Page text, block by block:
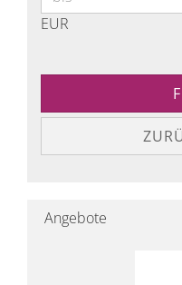
EUR
Angebote